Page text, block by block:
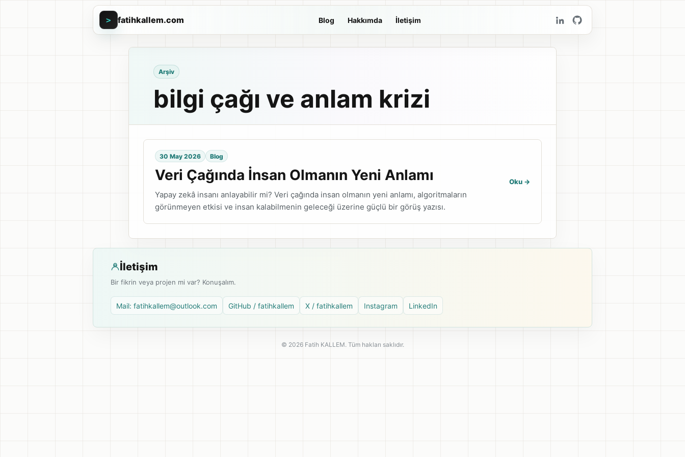
> fatihkallem.com Blog Hakkımda İletişim
Arşiv
bilgi çağı ve anlam krizi
30 May 2026 Blog
Veri Çağında İnsan Olmanın Yeni Anlamı
Yapay zekâ insanı anlayabilir mi? Veri çağında insan olmanın yeni anlamı, algoritmaların
görünmeyen etkisi ve insan kalabilmenin geleceği üzerine güçlü bir görüş yazısı.
Oku ->
İletişim
Bir fikrin veya projen mi var? Konuşalım.
Mail: fatihkallem@outlook.com GitHub / fatihkallem X / fatihkallem Instagram LinkedIn
© 2026 Fatih KALLEM. Tüm hakları saklıdır.